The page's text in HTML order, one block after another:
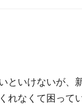
といけないが、
れなくて困って